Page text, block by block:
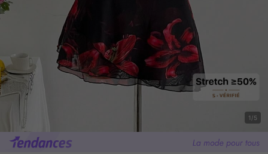
1/5